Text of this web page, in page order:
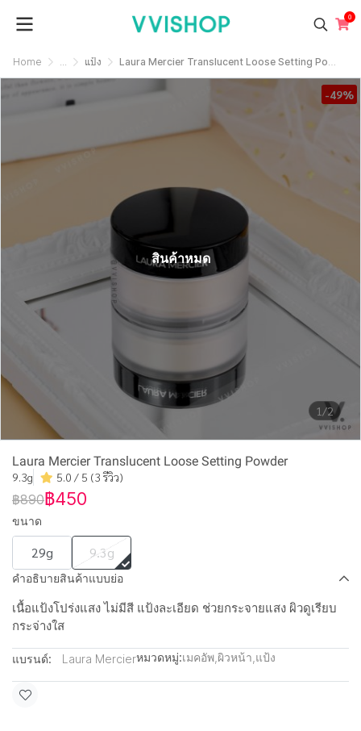
0
Home ... แป้ง Laura Mercier Translucent Loose Setting Powder
1/2
-49%
สินค้าหมด
Laura Mercier Translucent Loose Setting Powder
9.3g 5.0 / 5 (3 รีวิว)
฿890฿450
ขนาด
29g 9.3g
คำอธิบายสินค้าแบบย่อ
เนื้อแป้งโปร่งแสง ไม่มีสี แป้งละเอียด ช่วยกระจายแสง ผิวดูเรียบ
กระจ่างใส
แบรนด์: Laura Mercierหมวดหมู่:เมคอัพ ผิวหน้า แป้ง